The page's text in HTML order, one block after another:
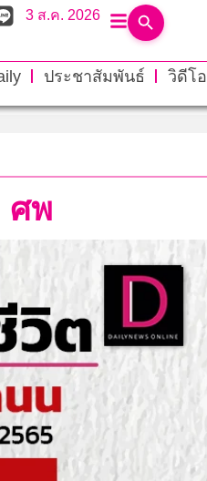
3 ส.ค. 2026
ประชาสัมพันธ์
วิดีโอ
ศพ